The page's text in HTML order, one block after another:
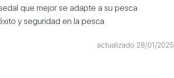
que mejor se adapte a su pesca.
y seguridad en la pesca
actualizado 28/01/2025